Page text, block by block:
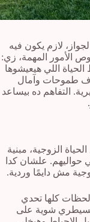
لازم يكون فيه
الأمور المهمة، زي:
اللي هيعيشوها
طموحات وآمال
التفاهم ده بيساعد
الزوجية، مبنية
حواليهم. علشان كدا
مش دايمًا وردية.
كلها تحدي
تسيطري شوية على